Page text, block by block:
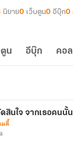
นิยาย0 เว็บตูน0 อีบุ๊ก0
ตูน อีบุ๊ก คอ
สินใจ จากเธอคนนั้น
มดี้